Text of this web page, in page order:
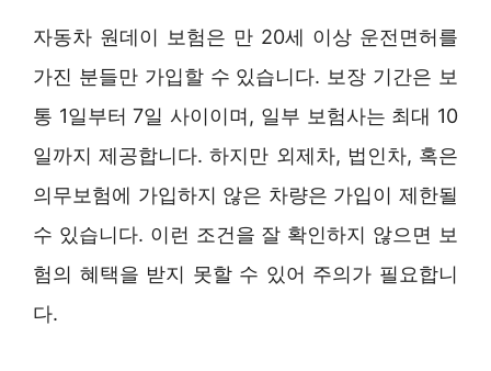
자동차 원데이 보험은 만 20세 이상 운전면허를
가진 분들만 가입할 수 있습니다. 보장 기간은 보
통 1일부터 7일 사이이며, 일부 보험사는 최대 10
일까지 제공합니다. 하지만 외제차, 법인차, 혹은
의무보험에 가입하지 않은 차량은 가입이 제한될
수 있습니다. 이런 조건을 잘 확인하지 않으면 보
험의 혜택을 받지 못할 수 있어 주의가 필요합니
다.